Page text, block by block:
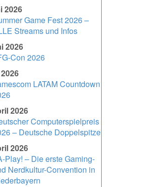
2026
Game Fest 2026 –
Streams und Infos
2026
Con 2026
LATAM Countdown
2026
Computerspielpreis
– Deutsche Doppelspitze
2026
Play! – Die erste Gaming-
Nerdkultur-Convention in